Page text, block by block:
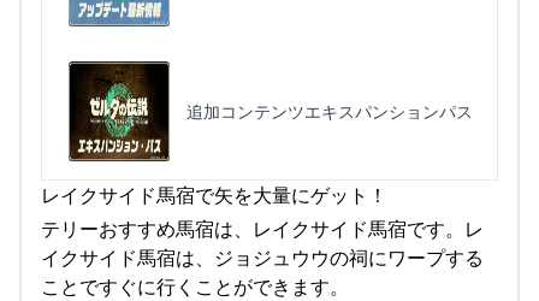
追加コンテンツエキスパンションパス
レイクサイド馬宿で矢を大量にゲット！
テリーおすすめ馬宿は、レイクサイド馬宿です。レ
イクサイド馬宿は、ジョジュウウの祠にワープする
ことですぐに行くことができます。